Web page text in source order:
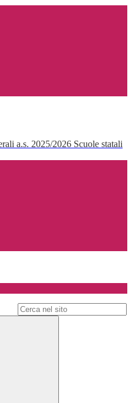
a.s. 2025/2026 Scuole statali